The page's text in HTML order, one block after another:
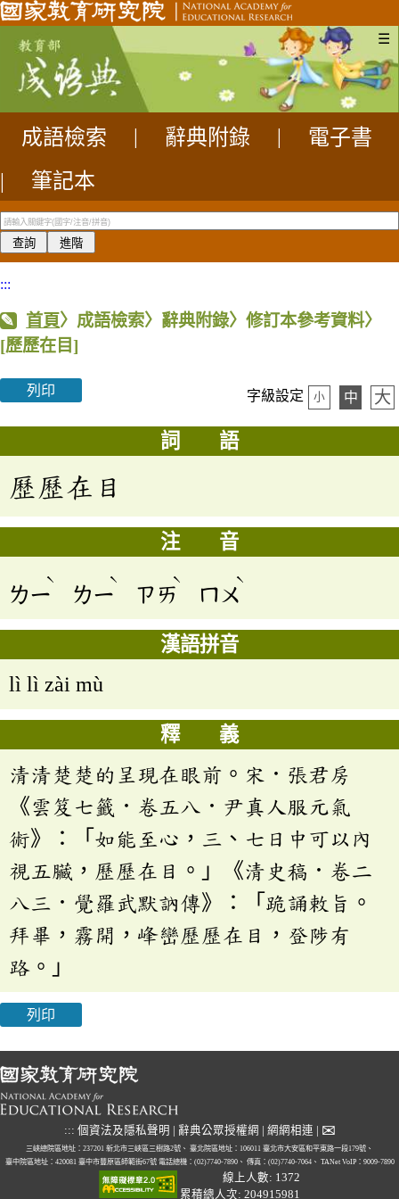
☰
成語檢索 辭典附錄
電子書
|
筆記本
:::
首頁〉成語檢索〉辭典附錄〉修訂本參考資料〉
[歷歷在目]
列印 字級設定 小 中 大
詞 語
歷歷在目
注 音
ㄌㄧ
ˋ
ㄌㄧ
ˋ
ㄗㄞ
ˋ
ㄇㄨ
ˋ
漢語拼音
lì lì zài mù
釋 義
清清楚楚的呈現在眼前。宋．張君房
《雲笈七籤．卷五八．尹真人服元氣
術》：「如能至心，三、七日中可以內
視五臟，歷歷在目。」《清史稿．卷二
八三．覺羅武默訥傳》：「跪誦敕旨。
拜畢，霧開，峰巒歷歷在目，登陟有
路。」
列印
::: 個資法及隱私聲明 辭典公眾授權網 網網相連 ✉
三峽總院區地址：237201 新北市三峽區三樹路2號、 臺北院區地址：106011 臺北市大安區和平東路一段179號、
臺中院區地址：420081 臺中市豐原區師範街67號 電話總機：(02)7740-7890、 傳真：(02)7740-7064、 TANet VoIP：9009-7890
線上人數: 1372
累積總人次: 204915981